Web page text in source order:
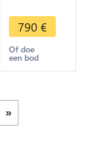
Balloon
Essai Siège
Paris Flor-
850 1870
790 €
Of doe
een bod